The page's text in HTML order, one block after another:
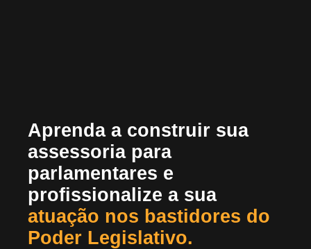
Aprenda a construir sua
assessoria para
parlamentares e
profissionalize a sua
atuação nos bastidores do
Poder Legislativo.